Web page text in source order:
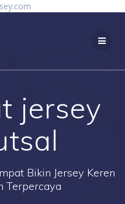
jersey
Bikin Jersey Keren
Terpercaya